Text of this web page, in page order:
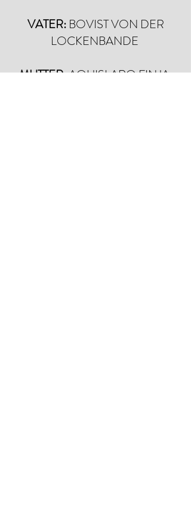
VATER: BOVIST VON DER
LOCKENBANDE
MUTTER: AQUISLARO FINJA